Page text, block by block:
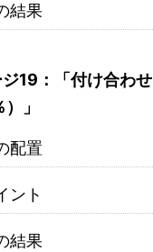
結果
ジ19：「付け合わせ
」
配置
ント
結果